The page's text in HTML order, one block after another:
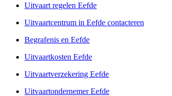
Uitvaart regelen Eefde
Uitvaartcentrum in Eefde contacteren
Begrafenis en Eefde
Uitvaartkosten Eefde
Uitvaartverzekering Eefde
Uitvaartondernemer Eefde